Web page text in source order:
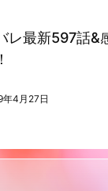
レ最新597話&
年4月27日